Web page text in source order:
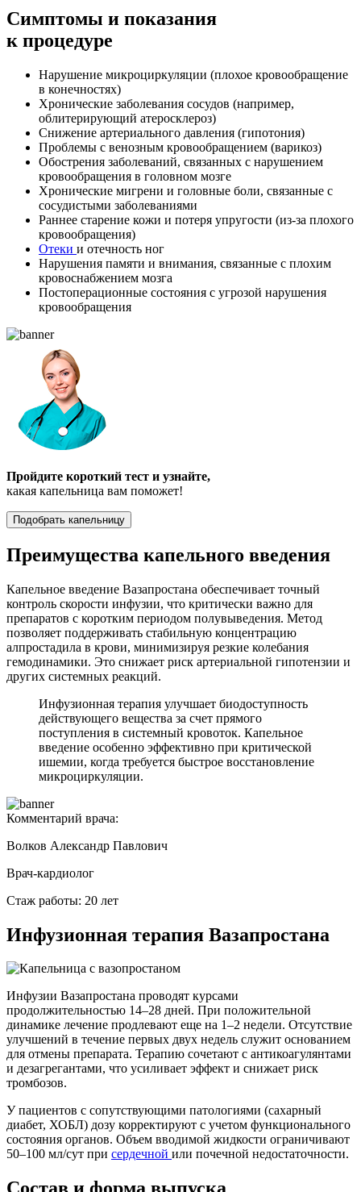
Симптомы и показания
к процедуре
Нарушение микроциркуляции (плохое кровообращение
в конечностях)
Хронические заболевания сосудов (например,
облитерирующий атеросклероз)
Снижение артериального давления (гипотония)
Проблемы с венозным кровообращением (варикоз)
Обострения заболеваний, связанных с нарушением
кровообращения в головном мозге
Хронические мигрени и головные боли, связанные с
сосудистыми заболеваниями
Раннее старение кожи и потеря упругости (из-за плохого
кровообращения)
Отеки и отечность ног
Нарушения памяти и внимания, связанные с плохим
кровоснабжением мозга
Постоперационные состояния с угрозой нарушения
кровообращения
Пройдите короткий тест и узнайте,
какая капельница вам поможет!
Подобрать капельницу
Преимущества капельного введения
Капельное введение Вазапростана обеспечивает точный
контроль скорости инфузии, что критически важно для
препаратов с коротким периодом полувыведения. Метод
позволяет поддерживать стабильную концентрацию
алпростадила в крови, минимизируя резкие колебания
гемодинамики. Это снижает риск артериальной гипотензии и
других системных реакций.
Инфузионная терапия улучшает биодоступность
действующего вещества за счет прямого
поступления в системный кровоток. Капельное
введение особенно эффективно при критической
ишемии, когда требуется быстрое восстановление
микроциркуляции.
Комментарий врача:
Волков Александр Павлович
Врач-кардиолог
Стаж работы: 20 лет
Инфузионная терапия Вазапростана
Инфузии Вазапростана проводят курсами
продолжительностью 14–28 дней. При положительной
динамике лечение продлевают еще на 1–2 недели. Отсутствие
улучшений в течение первых двух недель служит основанием
для отмены препарата. Терапию сочетают с антикоагулянтами
и дезагрегантами, что усиливает эффект и снижает риск
тромбозов.
У пациентов с сопутствующими патологиями (сахарный
диабет, ХОБЛ) дозу корректируют с учетом функционального
состояния органов. Объем вводимой жидкости ограничивают
50–100 мл/сут при сердечной или почечной недостаточности.